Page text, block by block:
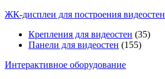
ЖК-дисплеи для построения видеостен
Крепления для видеостен (35)
Панели для видеостен (155)
Интерактивное оборудование